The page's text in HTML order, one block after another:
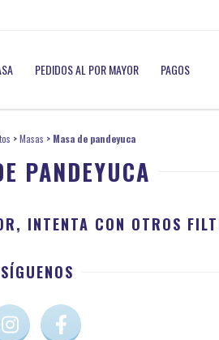
PEDIDOS AL POR MAYOR PAGOS
> Masas > Masa de pandeyuca
PANDEYUCA
INTENTA CON OTROS
SÍGUENOS